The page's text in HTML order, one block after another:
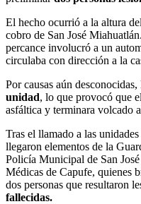
El hecho ocurrió a la altura
cobro de San José
percance involucró a un
circulaba con dirección a la
Por causas aún
unidad, lo que provocó que
asfáltica y terminara volcado
Tras el llamado a las
llegaron elementos de la
Policía Municipal de San
Médicas de Capufe, quienes
dos personas que resultaron
fallecidas.